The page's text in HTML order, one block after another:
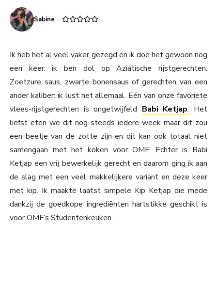
Sabine
Ik heb het al veel vaker gezegd en ik doe het gewoon nog
een keer: ik ben dol op Aziatische rijstgerechten.
Zoetzure saus, zwarte bonensaus of gerechten van een
ander kaliber: ik lust het allemaal. Eén van onze favoriete
vlees-rijstgerechten is ongetwijfeld Babi Ketjap. Het
liefst eten we dit nog steeds iedere week maar dit zou
een beetje van de zotte zijn en dit kan ook totaal niet
samengaan met het koken voor OMF. Echter is Babi
Ketjap een vrij bewerkelijk gerecht en daarom ging ik aan
de slag met een veel makkelijkere variant en deze keer
met kip. Ik maakte laatst simpele Kip Ketjap die mede
dankzij de goedkope ingrediënten hartstikke geschikt is
voor OMF’s Studentenkeuken.